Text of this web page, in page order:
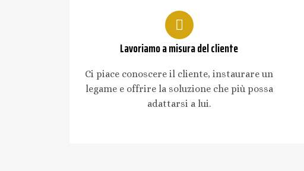
Lavoriamo a misura del cliente
Ci piace conoscere il cliente, instaurare un
legame e offrire la soluzione che più possa
adattarsi a lui.